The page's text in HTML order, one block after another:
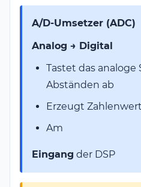
A/D-Umsetzer (ADC)
Analog → Digital
Tastet das analoge
Abständen ab
Erzeugt
Am
Eingang der DSP